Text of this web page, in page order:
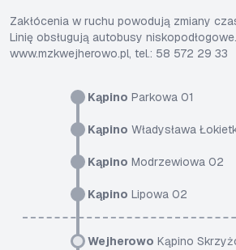
Kąpino Parkowa 01
Kąpino Władysława
Kąpino Modrzewiowa 02
Kąpino Lipowa 02
Wejherowo Kąpino
Zakłócenia w ruchu powodują zmiany
Linię obsługują autobusy
www.mzkwejherowo.pl, tel.: 58 572 29 33